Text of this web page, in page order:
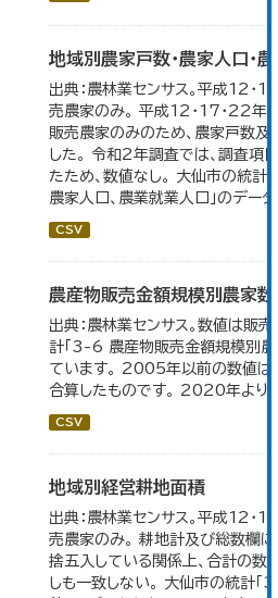
地域別農家戸数・農家人口・農
出典：農林業センサス。平成12・
売農家のみ。 平成12・17・22年
販売農家のみのため、農家戸数及
した。 令和2年調査では、調査項
たため、数値なし。 大仙市の統計
農家人口、農業就業人口」のデータ
CSV
農産物販売金額規模別農家数
出典：農林業センサス。数値は販
計「3-6 農産物販売金額規模別農
ています。 2005年以前の数値は
合算したものです。 2020年より
CSV
地域別経営耕地面積
出典：農林業センサス。平成12・
売農家のみ。 耕地計及び総数欄
捨五入している関係上、合計の数
しも一致しない。 大仙市の統計「